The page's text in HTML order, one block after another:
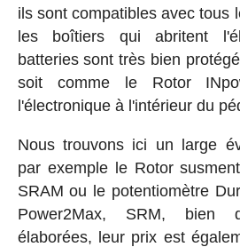
ils sont compatibles avec tous
les boîtiers qui abritent
batteries sont très bien
soit comme le Rotor
l'électronique à l'intérieur du
Nous trouvons ici un large
par exemple le Rotor
SRAM ou le potentiomètre
Power2Max, SRM, bien
élaborées, leur prix est